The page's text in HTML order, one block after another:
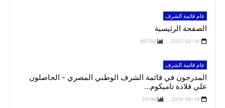
عام قائمة الشرف
الصفحة الرئيسية
2022-02-18
66769
عام قائمة الشرف
المدرجون في قائمة الشرف الوطني المصري - الحاصلون
علي قلادة تاميكوم...
2015-06-19
33146